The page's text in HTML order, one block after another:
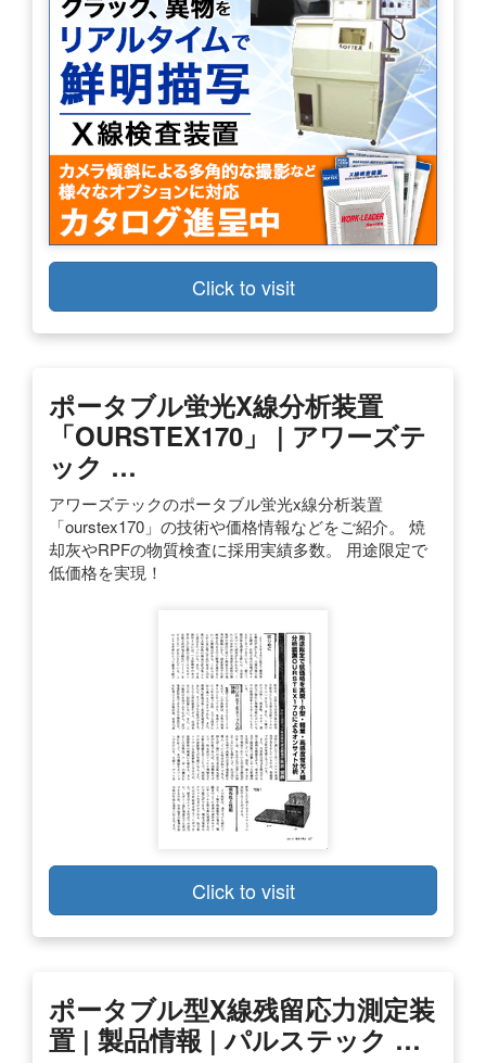
Click to visit
ポータブル蛍光X線分析装置
「OURSTEX170」 | アワーズテ
ック …
アワーズテックのポータブル蛍光x線分析装置
「ourstex170」の技術や価格情報などをご紹介。 焼
却灰やRPFの物質検査に採用実績多数。 用途限定で
低価格を実現！
Click to visit
ポータブル型X線残留応力測定装
置 | 製品情報 | パルステック …